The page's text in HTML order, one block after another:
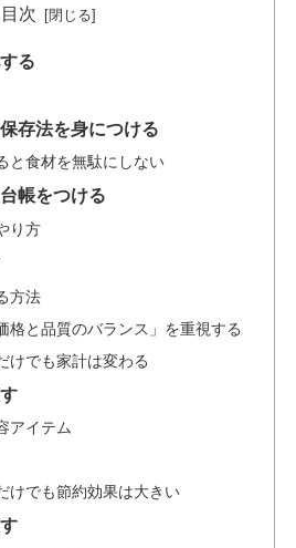
目次
る
存法を身につける
と食材を無駄にしない
帳をつける
り方
方法
格と品質のバランス」を重視する
けでも家計は変わる
アイテム
けでも節約効果は大きい